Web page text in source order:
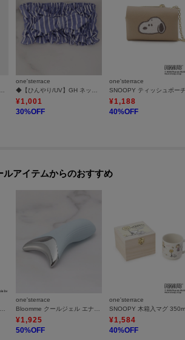
【柄が選べる4種展開】ファブリックコースター
one'sterrace
◆【ひんやり/UV】GH ネッククーラー
¥1,001
30%OFF
one'sterrace
¥1,188
40%OFF
ルアイテムからのおすすめ
one'sterrace
¥1,925
50%OFF
one'sterrace
SNOOPY 木箱入マグ
¥1,584
40%OFF